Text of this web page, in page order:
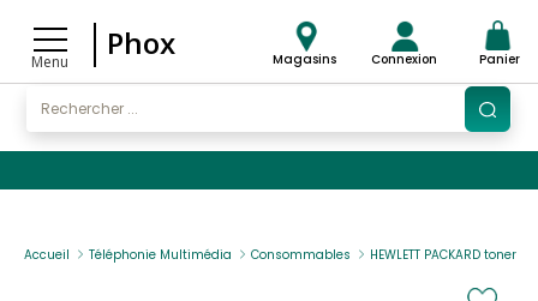
Menu
Phox Magasins Connexion Panier
Accueil Téléphonie Multimédia Consommables HEWLETT PACKARD toner